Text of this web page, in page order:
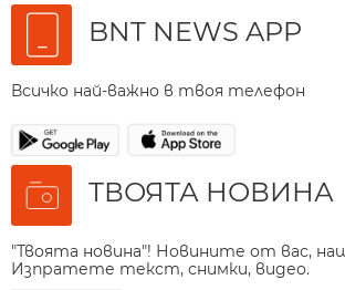
BNT NEWS APP
Всичко най-важно в твоя телефон
ТВОЯТА НОВИНА
"Твоята новина"! Новините от вас,
Изпратете текст, снимки, видео.